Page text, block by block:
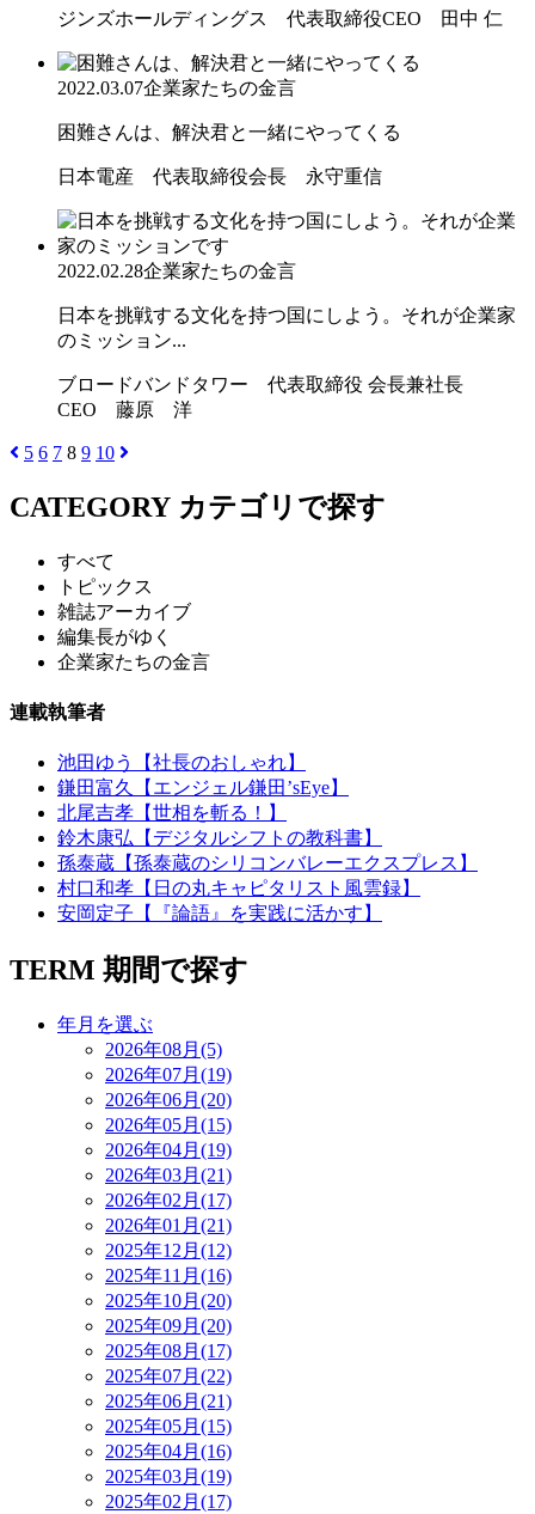
ジンズホールディングス 代表取締役CEO 田中 仁
2022.03.07企業家たちの金言
困難さんは、解決君と一緒にやってくる
日本電産 代表取締役会長 永守重信
2022.02.28企業家たちの金言
日本を挑戦する文化を持つ国にしよう。それが企業家
のミッション...
ブロードバンドタワー 代表取締役 会長兼社長
CEO 藤原 洋
5 6 7 8 9 10
CATEGORY カテゴリで探す
すべて
トピックス
雑誌アーカイブ
編集長がゆく
企業家たちの金言
連載執筆者
池田ゆう【社長のおしゃれ】
鎌田富久【エンジェル鎌田’sEye】
北尾吉孝【世相を斬る！】
鈴木康弘【デジタルシフトの教科書】
孫泰蔵【孫泰蔵のシリコンバレーエクスプレス】
村口和孝【日の丸キャピタリスト風雲録】
安岡定子【『論語』を実践に活かす】
TERM 期間で探す
年月を選ぶ
2026年08月(5)
2026年07月(19)
2026年06月(20)
2026年05月(15)
2026年04月(19)
2026年03月(21)
2026年02月(17)
2026年01月(21)
2025年12月(12)
2025年11月(16)
2025年10月(20)
2025年09月(20)
2025年08月(17)
2025年07月(22)
2025年06月(21)
2025年05月(15)
2025年04月(16)
2025年03月(19)
2025年02月(17)